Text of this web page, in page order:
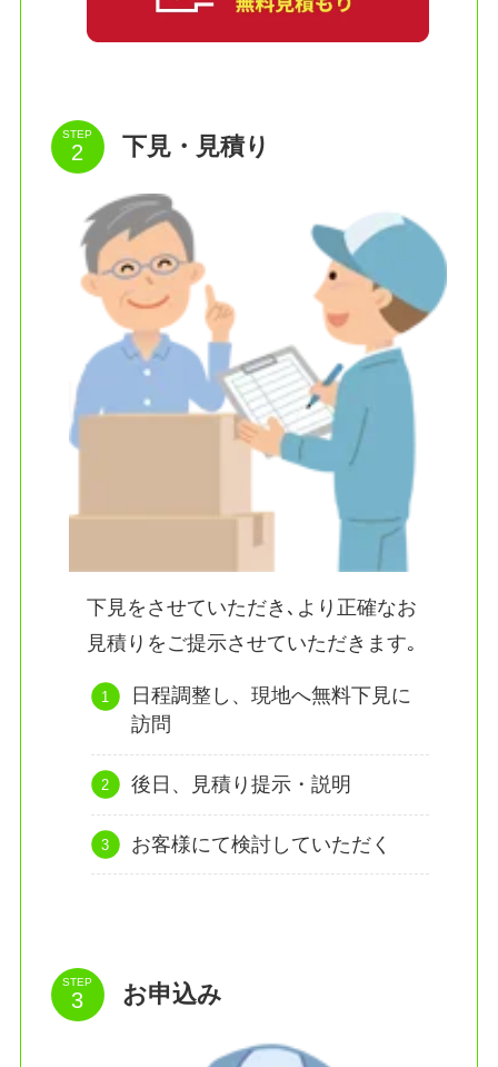
STEP 下見・見積り
下見をさせていただき､より正確なお
見積りをご提示させていただきます｡
日程調整し、現地へ無料下見に
訪問
後日、見積り提示・説明
お客様にて検討していただく
STEP お申込み